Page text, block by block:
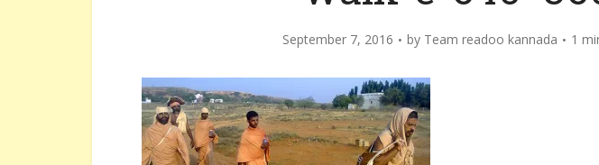
September 7, 2016 by Team readoo kannada 1